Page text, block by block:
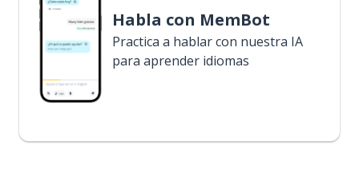
Habla con MemBot
Practica a hablar con nuestra IA
para aprender idiomas